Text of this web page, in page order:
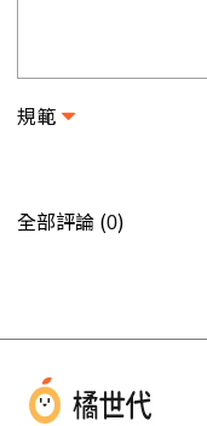
規範
全部評論 (0)